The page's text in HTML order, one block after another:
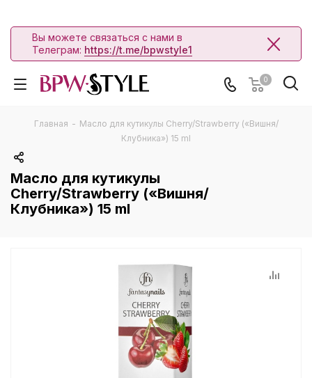
Вы можете связаться с нами в
Телеграм: https://t.me/bpwstyle1
0
Главная - Масло для кутикулы Cherry/Strawberry («Вишня/
Клубника») 15 ml
Масло для кутикулы
Cherry/Strawberry («Вишня/
Клубника») 15 ml